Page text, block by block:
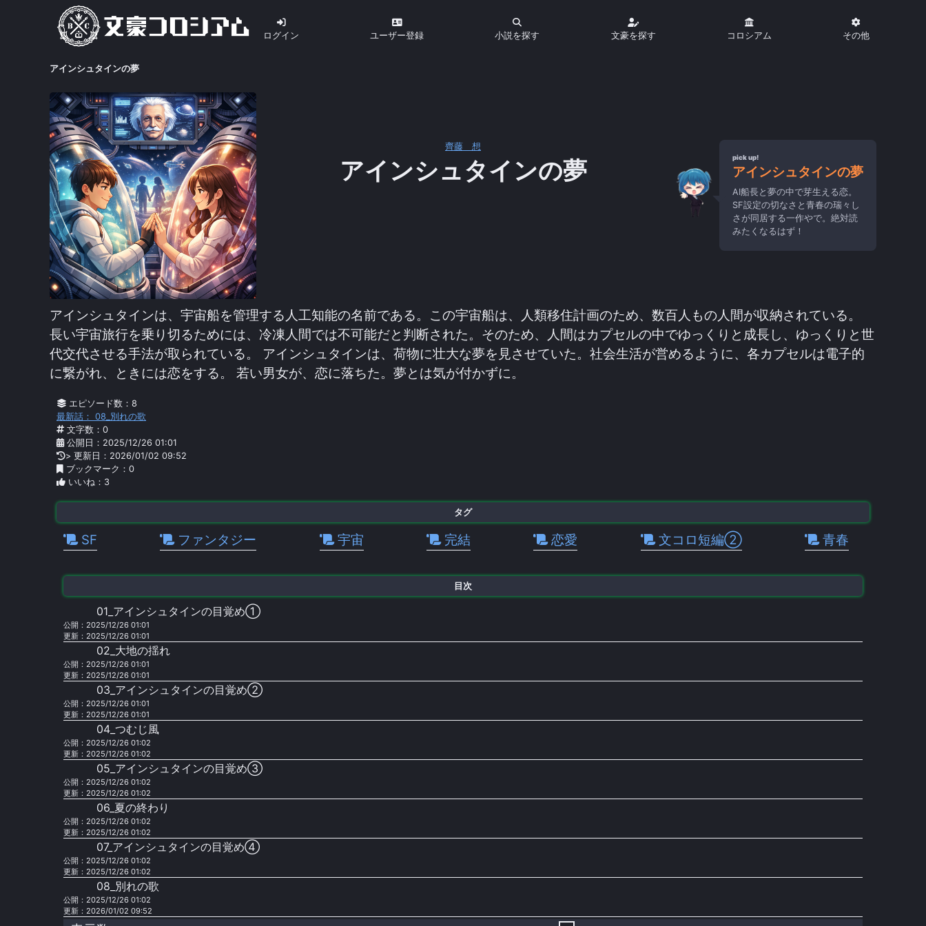
ログイン ユーザー登録 小説を探す 文豪を探す コロシアム その他
アインシュタインの夢
齊藤 想
アインシュタインの夢 pick up!
アインシュタインの夢
AI船長と夢の中で芽生える恋。
SF設定の切なさと青春の瑞々し
さが同居する一作やで。絶対読
みたくなるはず！
アインシュタインは、宇宙船を管理する人工知能の名前である。この宇宙船は、人類移住計画のため、数百人もの人間が収納されている。
長い宇宙旅行を乗り切るためには、冷凍人間では不可能だと判断された。そのため、人間はカプセルの中でゆっくりと成長し、ゆっくりと世
代交代させる手法が取られている。 アインシュタインは、荷物に壮大な夢を見させていた。社会生活が営めるように、各カプセルは電子的
に繋がれ、ときには恋をする。 若い男女が、恋に落ちた。夢とは気が付かずに。
エピソード数：8
最新話： 08_別れの歌
文字数：0
公開日：2025/12/26 01:01
> 更新日：2026/01/02 09:52
ブックマーク：0
いいね：3
タグ
SF ファンタジー 宇宙 完結 恋愛 文コロ短編② 青春
目次
01_アインシュタインの目覚め①
公開：2025/12/26 01:01
更新：2025/12/26 01:01
02_大地の揺れ
公開：2025/12/26 01:01
更新：2025/12/26 01:01
03_アインシュタインの目覚め②
公開：2025/12/26 01:01
更新：2025/12/26 01:01
04_つむじ風
公開：2025/12/26 01:02
更新：2025/12/26 01:02
05_アインシュタインの目覚め③
公開：2025/12/26 01:02
更新：2025/12/26 01:02
06_夏の終わり
公開：2025/12/26 01:02
更新：2025/12/26 01:02
07_アインシュタインの目覚め④
公開：2025/12/26 01:02
更新：2025/12/26 01:02
08_別れの歌
公開：2025/12/26 01:02
更新：2026/01/02 09:52